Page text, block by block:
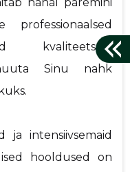
nahal paremini
professionaalsed
kvaliteetseid
Sinu nahk
ja intensiivsemaid
hooldused on